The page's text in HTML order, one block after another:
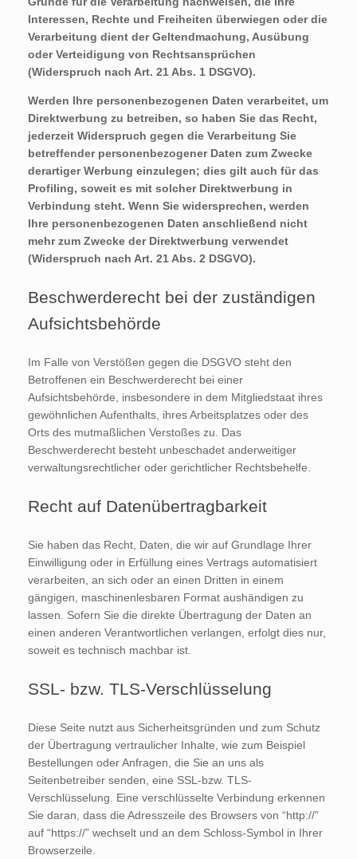
Interessen, Rechte und Freiheiten überwiegen oder die
Verarbeitung dient der Geltendmachung, Ausübung
oder Verteidigung von Rechtsansprüchen
(Widerspruch nach Art. 21 Abs. 1 DSGVO).
Werden Ihre personenbezogenen Daten verarbeitet, um
Direktwerbung zu betreiben, so haben Sie das Recht,
jederzeit Widerspruch gegen die Verarbeitung Sie
betreffender personenbezogener Daten zum Zwecke
derartiger Werbung einzulegen; dies gilt auch für das
Profiling, soweit es mit solcher Direktwerbung in
Verbindung steht. Wenn Sie widersprechen, werden
Ihre personenbezogenen Daten anschließend nicht
mehr zum Zwecke der Direktwerbung verwendet
(Widerspruch nach Art. 21 Abs. 2 DSGVO).
Beschwerderecht bei der zuständigen
Aufsichtsbehörde
Im Falle von Verstößen gegen die DSGVO steht den
Betroffenen ein Beschwerderecht bei einer
Aufsichtsbehörde, insbesondere in dem Mitgliedstaat ihres
gewöhnlichen Aufenthalts, ihres Arbeitsplatzes oder des
Orts des mutmaßlichen Verstoßes zu. Das
Beschwerderecht besteht unbeschadet anderweitiger
verwaltungsrechtlicher oder gerichtlicher Rechtsbehelfe.
Recht auf Datenübertragbarkeit
Sie haben das Recht, Daten, die wir auf Grundlage Ihrer
Einwilligung oder in Erfüllung eines Vertrags automatisiert
verarbeiten, an sich oder an einen Dritten in einem
gängigen, maschinenlesbaren Format aushändigen zu
lassen. Sofern Sie die direkte Übertragung der Daten an
einen anderen Verantwortlichen verlangen, erfolgt dies nur,
soweit es technisch machbar ist.
SSL- bzw. TLS-Verschlüsselung
Diese Seite nutzt aus Sicherheitsgründen und zum Schutz
der Übertragung vertraulicher Inhalte, wie zum Beispiel
Bestellungen oder Anfragen, die Sie an uns als
Seitenbetreiber senden, eine SSL-bzw. TLS-
Verschlüsselung. Eine verschlüsselte Verbindung erkennen
Sie daran, dass die Adresszeile des Browsers von “http://”
auf “https://” wechselt und an dem Schloss-Symbol in Ihrer
Browserzeile.